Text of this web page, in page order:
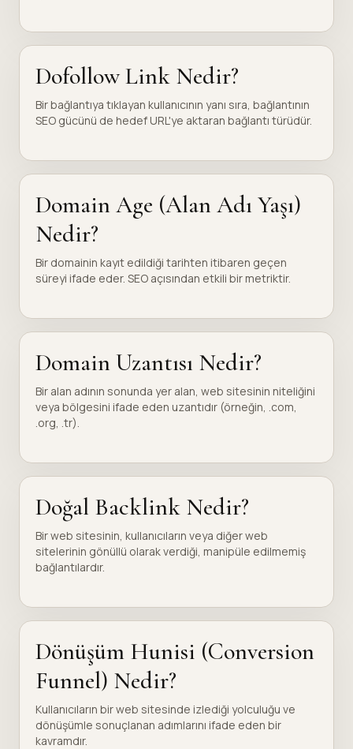
Dofollow Link Nedir?
Bir bağlantıya tıklayan kullanıcının yanı sıra, bağlantının
SEO gücünü de hedef URL'ye aktaran bağlantı türüdür.
Domain Age (Alan Adı Yaşı)
Nedir?
Bir domainin kayıt edildiği tarihten itibaren geçen
süreyi ifade eder. SEO açısından etkili bir metriktir.
Domain Uzantısı Nedir?
Bir alan adının sonunda yer alan, web sitesinin niteliğini
veya bölgesini ifade eden uzantıdır (örneğin, .com,
.org, .tr).
Doğal Backlink Nedir?
Bir web sitesinin, kullanıcıların veya diğer web
sitelerinin gönüllü olarak verdiği, manipüle edilmemiş
bağlantılardır.
Dönüşüm Hunisi (Conversion
Funnel) Nedir?
Kullanıcıların bir web sitesinde izlediği yolculuğu ve
dönüşümle sonuçlanan adımlarını ifade eden bir
kavramdır.